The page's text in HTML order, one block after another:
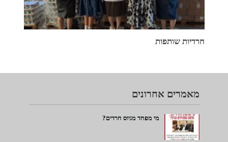
חרדיות שותפות
מאמרים אחרונים
מי מפחד מגיוס חרדים?